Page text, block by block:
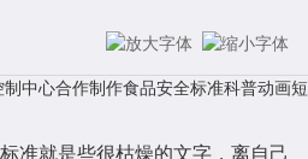
中心合作制作食品安全标准科普动画短
准就是些很枯燥的文字，离自己